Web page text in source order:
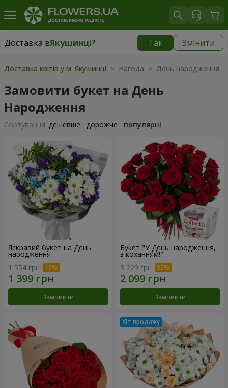
Доставка вЯкушинці? Так Змінити
Доставка вЯкушинці|
Доставка квітів у м. Якушинці > Нагода > День народження
Замовити букет на День
Народження
Сортування: дешевше дорожче популярні
Яскравий букет на День
народження
1 554 грн
Замовити
Букет "У День народження,
з коханням!"
3 229 грн
Замовити